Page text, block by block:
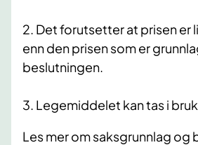
2. Det forutsetter at prisen er
enn den prisen som er
beslutningen.
3. Legemiddelet kan tas i bruk
​Les mer om saksgrunnlag og